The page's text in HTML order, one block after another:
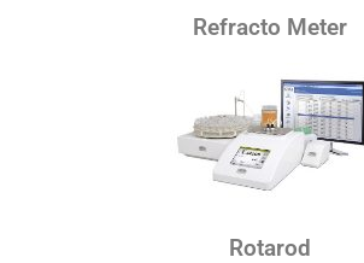
Refracto Meter
Rotarod